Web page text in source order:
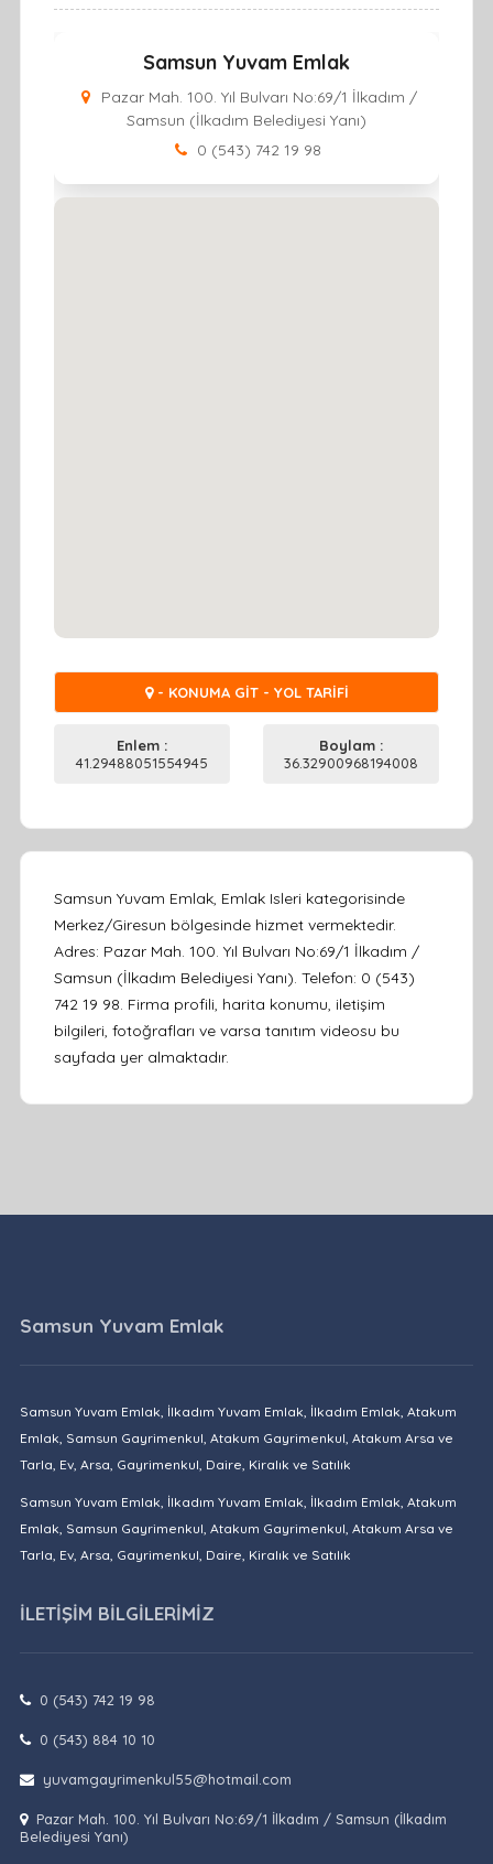
Samsun Yuvam Emlak
Pazar Mah. 100. Yıl Bulvarı No:69/1 İlkadım /
Samsun (İlkadım Belediyesi Yanı)
0 (543) 742 19 98
- KONUMA GİT - YOL TARİFİ
Enlem :
41.29488051554945
Boylam :
36.32900968194008
Samsun Yuvam Emlak, Emlak Isleri kategorisinde
Merkez/Giresun bölgesinde hizmet vermektedir.
Adres: Pazar Mah. 100. Yıl Bulvarı No:69/1 İlkadım /
Samsun (İlkadım Belediyesi Yanı). Telefon: 0 (543)
742 19 98. Firma profili, harita konumu, iletişim
bilgileri, fotoğrafları ve varsa tanıtım videosu bu
sayfada yer almaktadır.
Samsun Yuvam Emlak
Samsun Yuvam Emlak, İlkadım Yuvam Emlak, İlkadım Emlak, Atakum
Emlak, Samsun Gayrimenkul, Atakum Gayrimenkul, Atakum Arsa ve
Tarla, Ev, Arsa, Gayrimenkul, Daire, Kiralık ve Satılık
Samsun Yuvam Emlak, İlkadım Yuvam Emlak, İlkadım Emlak, Atakum
Emlak, Samsun Gayrimenkul, Atakum Gayrimenkul, Atakum Arsa ve
Tarla, Ev, Arsa, Gayrimenkul, Daire, Kiralık ve Satılık
İLETİŞİM BİLGİLERİMİZ
0 (543) 742 19 98
0 (543) 884 10 10
yuvamgayrimenkul55@hotmail.com
Pazar Mah. 100. Yıl Bulvarı No:69/1 İlkadım / Samsun (İlkadım
Belediyesi Yanı)